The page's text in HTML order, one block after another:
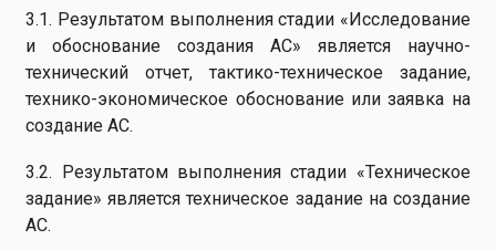
3.1. Результатом выполнения стадии «Исследование
и обоснование создания АС» является научно-
технический отчет, тактико-техническое задание,
технико-экономическое обоснование или заявка на
создание АС.
3.2. Результатом выполнения стадии «Техническое
задание» является техническое задание на создание
АС.